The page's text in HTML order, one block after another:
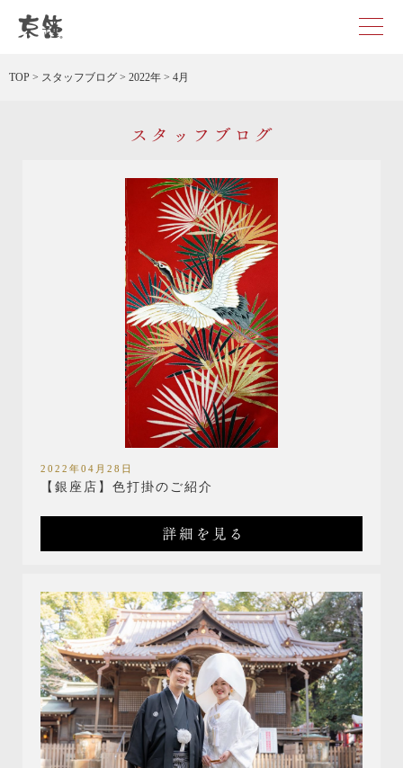
TOP > スタッフブログ > 2022年 > 4月
スタッフブログ
2022年04月28日
【銀座店】色打掛のご紹介